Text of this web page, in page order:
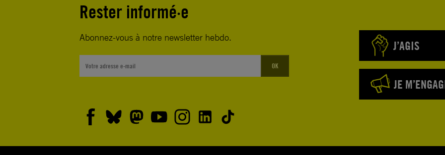
Rester informé·e
Abonnez-vous à notre newsletter hebdo.
OK
J’AGIS
JE